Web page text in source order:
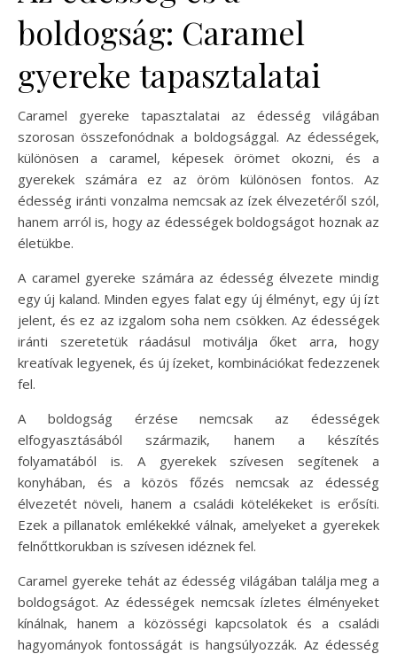
boldogság: Caramel
gyereke tapasztalatai
Caramel gyereke tapasztalatai az édesség világában
szorosan összefonódnak a boldogsággal. Az édességek,
különösen a caramel, képesek örömet okozni, és a
gyerekek számára ez az öröm különösen fontos. Az
édesség iránti vonzalma nemcsak az ízek élvezetéről szól,
hanem arról is, hogy az édességek boldogságot hoznak az
életükbe.
A caramel gyereke számára az édesség élvezete mindig
egy új kaland. Minden egyes falat egy új élményt, egy új ízt
jelent, és ez az izgalom soha nem csökken. Az édességek
iránti szeretetük ráadásul motiválja őket arra, hogy
kreatívak legyenek, és új ízeket, kombinációkat fedezzenek
fel.
A boldogság érzése nemcsak az édességek
elfogyasztásából származik, hanem a készítés
folyamatából is. A gyerekek szívesen segítenek a
konyhában, és a közös főzés nemcsak az édesség
élvezetét növeli, hanem a családi kötelékeket is erősíti.
Ezek a pillanatok emlékekké válnak, amelyeket a gyerekek
felnőttkorukban is szívesen idéznek fel.
Caramel gyereke tehát az édesség világában találja meg a
boldogságot. Az édességek nemcsak ízletes élményeket
kínálnak, hanem a közösségi kapcsolatok és a családi
hagyományok fontosságát is hangsúlyozzák. Az édesség